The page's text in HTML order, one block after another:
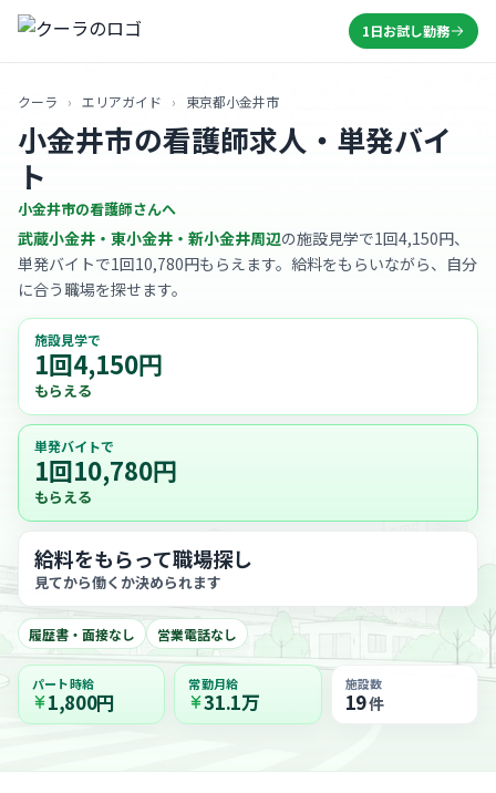
1日お試し勤務
クーラ › エリアガイド › 東京都小金井市
小金井市の看護師求人・単発バイ
ト
小金井市の看護師さんへ
武蔵小金井・東小金井・新小金井周辺の施設見学で1回4,150円、
単発バイトで1回10,780円もらえます。給料をもらいながら、自分
に合う職場を探せます。
施設見学で
1回4,150円
もらえる
単発バイトで
1回10,780円
もらえる
給料をもらって職場探し
見てから働くか決められます
履歴書・面接なし 営業電話なし
パート時給
1,800円
常勤月給
31.1万
施設数
19件